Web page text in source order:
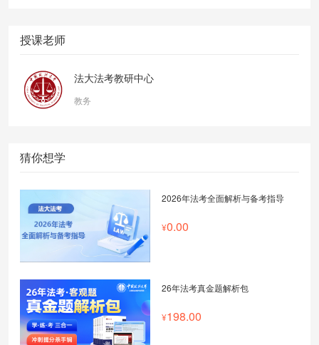
授课老师
法大法考教研中心
教务
猜你想学
2026年法考全面解析与备考指导
0.00
26年法考真金题解析包
198.00